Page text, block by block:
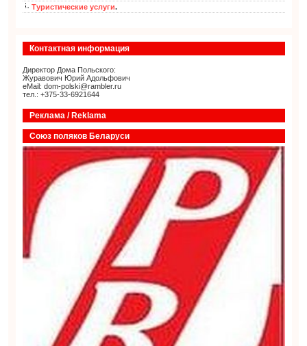
Туристические услуги.
Контактная информация
Директор Дома Польского:
Журавович Юрий Адольфович
eMail: dom-polski@rambler.ru
тел.: +375-33-6921644
Реклама / Reklama
Союз поляков Беларуси